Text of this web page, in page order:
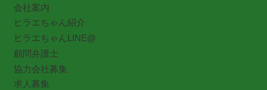
会社案内
ヒラエちゃん紹介
ヒラエちゃんLINE@
顧問弁護士
協力会社募集
求人募集